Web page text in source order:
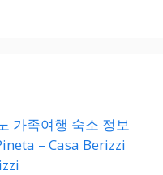
가족여행 숙소 정보
– Casa Berizzi